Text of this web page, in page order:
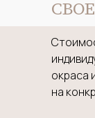
окраса
на